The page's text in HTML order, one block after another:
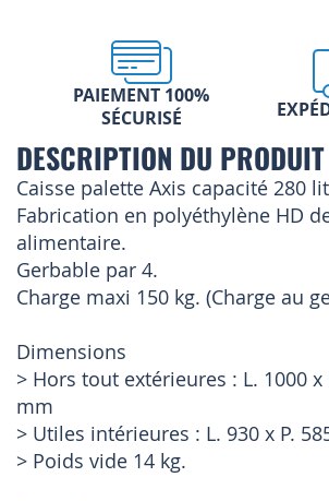
PAIEMENT 100%
SÉCURISÉ
DESCRIPTION DU PRODUIT
Caisse palette Axis capacité 280
Fabrication en polyéthylène HD
alimentaire.
Gerbable par 4.
Charge maxi 150 kg. (Charge au
Dimensions
> Hors tout extérieures : L. 1000 x
mm
> Utiles intérieures : L. 930 x P.
> Poids vide 14 kg.